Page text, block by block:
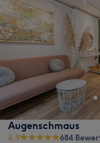
Augenschmaus
4,9
684